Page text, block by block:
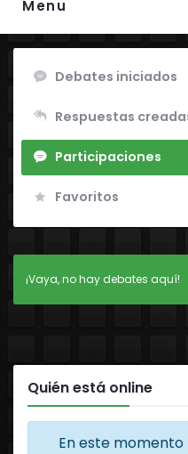
Menu
Debates iniciados
Respuestas
Participaciones
Favoritos
¡Vaya, no hay debates aquí!
Quién está online
En este momento